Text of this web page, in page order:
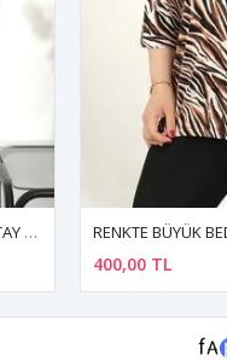
RENKTE BÜYÜK BEDEN KUŞGÖZÜ DETAY DESENLİ KAPRİ KOL BLUZ